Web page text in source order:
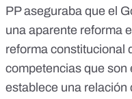
PP aseguraba que el
una aparente reforma
reforma constitucional
competencias que son
establece una relación